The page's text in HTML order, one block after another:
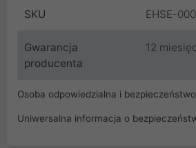
SKU EHSE-
Gwarancja
producenta
12
Osoba odpowiedzialna i bezpieczeństwo
Uniwersalna informacja o